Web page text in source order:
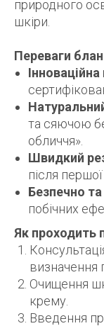
природного
шкіри.
Переваги
та сяючою
обличчя».
Швидкий
після
Безпечно
побічних
Як проходить
визначення
Очищення
крему.
Введення